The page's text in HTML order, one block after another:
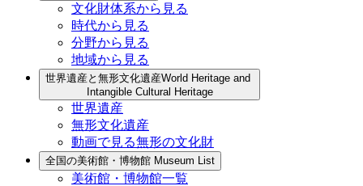
文化財体系から見る
時代から見る
分野から見る
地域から見る
世界遺産と無形文化遺産World Heritage and
Intangible Cultural Heritage
世界遺産
無形文化遺産
動画で見る無形の文化財
全国の美術館・博物館 Museum List
美術館・博物館一覧